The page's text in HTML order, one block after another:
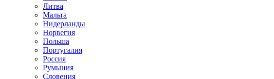
Литва
Мальта
Нидерланды
Норвегия
Польша
Португалия
Россия
Румыния
Словения